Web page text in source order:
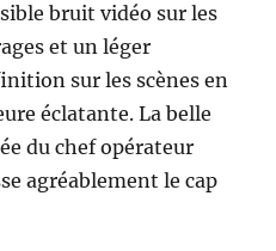
bruit vidéo sur les
et un léger
sur les scènes en
éclatante. La belle
du chef opérateur
agréablement le cap